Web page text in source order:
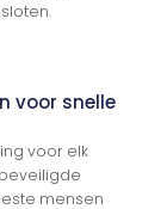
voor snelle
voor elk
mensen